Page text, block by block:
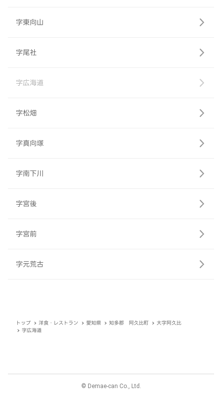
字東向山
字尾社
字広海道
字松畑
字真向塚
字南下川
字宮後
字宮前
字元荒古
トップ 洋食・レストラン 愛知県 知多郡 阿久比町
大字阿久比
字広海道
© Demae-can Co., Ltd.